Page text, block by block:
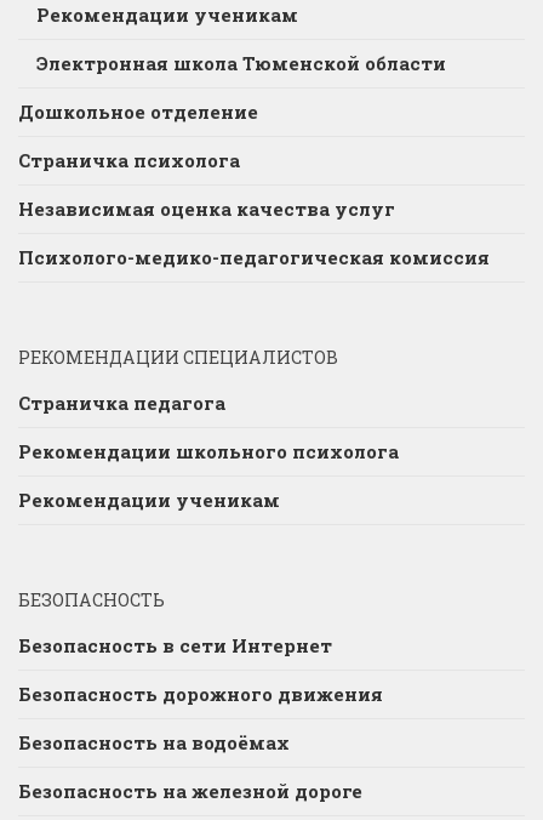
Рекомендации ученикам
Электронная школа Тюменской области
Дошкольное отделение
Страничка психолога
Независимая оценка качества услуг
Психолого-медико-педагогическая комиссия
РЕКОМЕНДАЦИИ СПЕЦИАЛИСТОВ
Страничка педагога
Рекомендации школьного психолога
Рекомендации ученикам
БЕЗОПАСНОСТЬ
Безопасность в сети Интернет
Безопасность дорожного движения
Безопасность на водоёмах
Безопасность на железной дороге